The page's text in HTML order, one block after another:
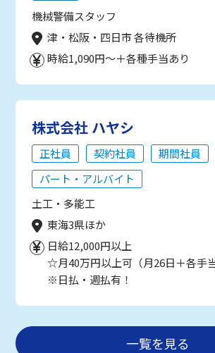
機械警備スタッフ
津・松阪・四日市 各待機所
時給1,090円～＋各種手当あり
株式会社 ハヤシ
正社員 契約社員
期間社員
パート・アルバイト
土工・多能工
東海3県ほか
日給12,000円以上
☆月40万円以上可（月26日＋各手当
※日払・週払有！
一覧を見る